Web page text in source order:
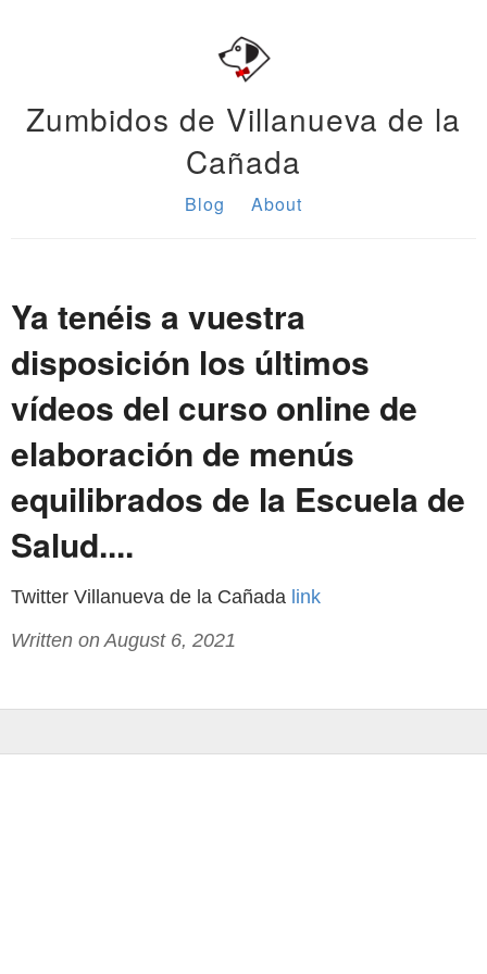
Zumbidos de Villanueva de la
Cañada
Blog About
Ya tenéis a vuestra
disposición los últimos
vídeos del curso online de
elaboración de menús
equilibrados de la Escuela de
Salud....
Twitter Villanueva de la Cañada link
Written on August 6, 2021